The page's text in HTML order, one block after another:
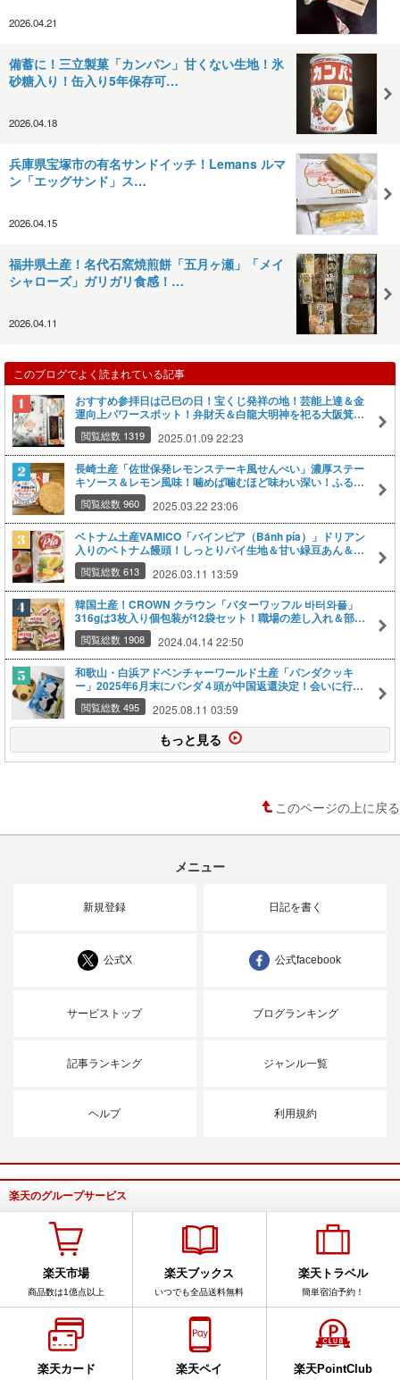
2026.04.21
備蓄に！三立製菓「カンパン」甘くない生地！氷
砂糖入り！缶入り5年保存可…
2026.04.18
兵庫県宝塚市の有名サンドイッチ！Lemans ルマ
ン「エッグサンド」ス…
2026.04.15
福井県土産！名代石窯焼煎餅「五月ヶ瀬」「メイ
シャローズ」ガリガリ食感！…
2026.04.11
このブログでよく読まれている記事
おすすめ参拝日は己巳の日！宝くじ発祥の地！芸能上達＆金
運向上パワースポット！弁財天＆白龍大明神を祀る大阪箕面
山「瀧安寺」NHK子ども科学電話相談でおなじみ「箕面公園
昆虫館」役小角ゆかり「箕面大滝」他観光スポット充実【楽
天トラベル・大阪府箕面市】
閲覧総数 1319 2025.01.09 22:23
長崎土産「佐世保発レモンステーキ風せんべい」濃厚ステー
キソース＆レモン風味！噛めば噛むほど味わい深い！ふるさ
と納税レモンソースと和牛モモ肉薄切り肉も黒毛和牛薄切り
肉もチェック【ふるさと納税・長崎県佐世保市】【楽天トラ
ベル】
閲覧総数 960 2025.03.22 23:06
ベトナム土産VAMICO「バインピア（Bánh pía）」ドリアン
入りのベトナム饅頭！しっとりパイ生地＆甘い緑豆あん＆シ
ャキシャキ食感！和菓子好きならおすすめ伝統菓子【楽天ト
ラベル】
閲覧総数 613 2026.03.11 13:59
韓国土産！CROWN クラウン「バターワッフル 바터와플」
316gは3枚入り個包装が12袋セット！職場の差し入れ＆部活
の差し入れに！もらって嬉しいバラマキ手土産にもおすす
め！バターの香り！カリッとザクッと食べごたえありクリス
ピー！スイーツ好きも必見【楽天トラベル】【楽天リーベイ
ツ:Qoo10 】
閲覧総数 1908 2024.04.14 22:50
和歌山・白浜アドベンチャーワールド土産「パンダクッキ
ー」2025年6月末にパンダ４頭が中国返還決定！会いに行く
ならいまのうち！【楽天トラベル】
閲覧総数 495 2025.08.11 03:59
もっと見る
このページの上に戻る
メニュー
新規登録 日記を書く
公式X 公式facebook
サービストップ ブログランキング
記事ランキング ジャンル一覧
ヘルプ 利用規約
楽天のグループサービス
楽天市場
商品数は1億点以上
楽天ブックス
いつでも全品送料無料
楽天トラベル
簡単宿泊予約！
楽天カード 楽天ペイ 楽天PointClub